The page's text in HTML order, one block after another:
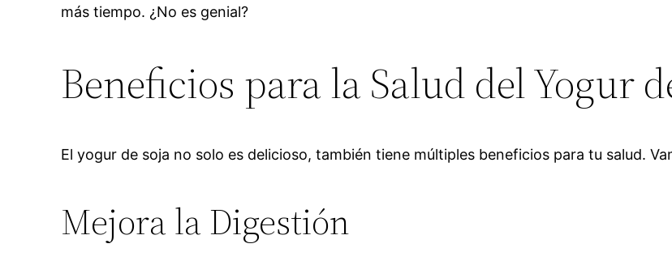
más tiempo. ¿No es genial?
Beneficios para la Salud del Yogur
El yogur de soja no solo es delicioso, también tiene múltiples beneficios para tu salud.
Mejora la Digestión